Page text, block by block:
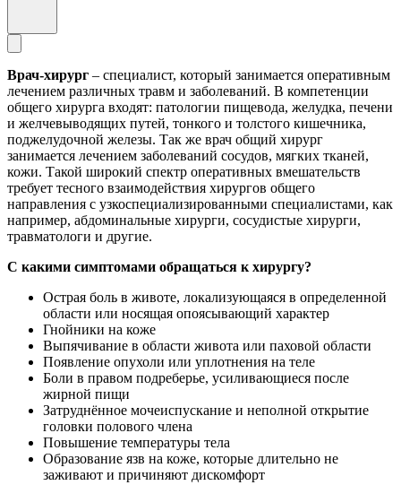
Врач-хирург – специалист, который занимается оперативным
лечением различных травм и заболеваний. В компетенции
общего хирурга входят: патологии пищевода, желудка, печени
и желчевыводящих путей, тонкого и толстого кишечника,
поджелудочной железы. Так же врач общий хирург
занимается лечением заболеваний сосудов, мягких тканей,
кожи. Такой широкий спектр оперативных вмешательств
требует тесного взаимодействия хирургов общего
направления с узкоспециализированными специалистами, как
например, абдоминальные хирурги, сосудистые хирурги,
травматологи и другие.
С какими симптомами обращаться к хирургу?
Острая боль в животе, локализующаяся в определенной
области или носящая опоясывающий характер
Гнойники на коже
Выпячивание в области живота или паховой области
Появление опухоли или уплотнения на теле
Боли в правом подреберье, усиливающиеся после
жирной пищи
Затруднённое мочеиспускание и неполной открытие
головки полового члена
Повышение температуры тела
Образование язв на коже, которые длительно не
заживают и причиняют дискомфорт